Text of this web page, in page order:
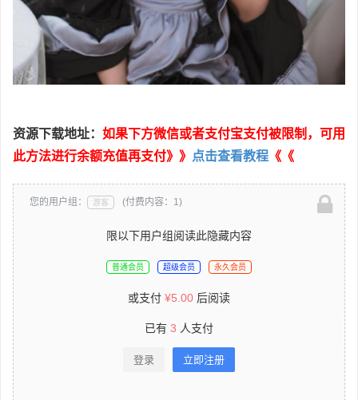
资源下载地址： 如果下方微信或者支付宝支付被限制，可用
此方法进行余额充值再支付》》 点击查看教程 《《
您的用户组： 游客 (付费内容：1)
限以下用户组阅读此隐藏内容
普通会员 超级会员 永久会员
或支付 ¥5.00 后阅读
已有 3 人支付
登录 立即注册